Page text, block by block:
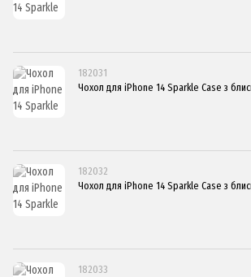
182031
Чохол для iPhone 14 Sparkle Case з
182032
Чохол для iPhone 14 Sparkle Case з
182033